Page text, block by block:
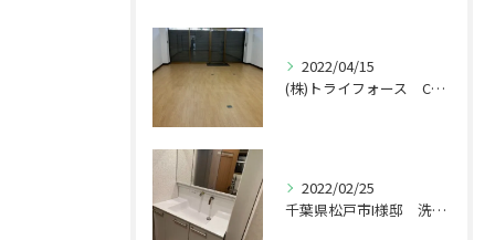
2022/04/15
(株)トライフォース CF張替え工事
2022/02/25
千葉県松戸市I様邸 洗面台交換工事